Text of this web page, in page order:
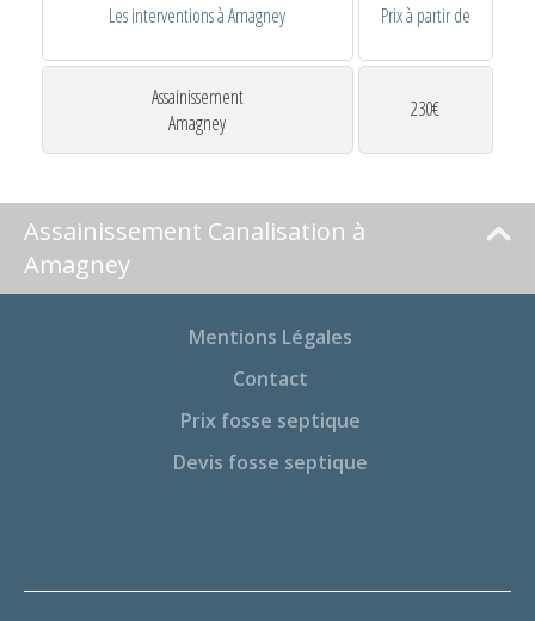
Les interventions à Amagney Prix à partir de
Assainissement
Amagney
230€
Assainissement Canalisation à
Amagney
Mentions Légales
Contact
Prix fosse septique
Devis fosse septique